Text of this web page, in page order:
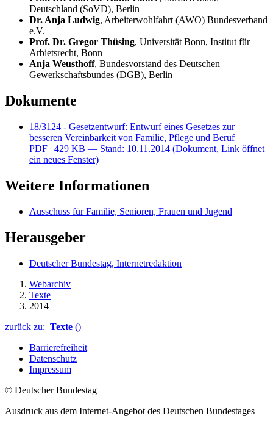
Deutschland (SoVD), Berlin
Dr. Anja Ludwig, Arbeiterwohlfahrt (AWO) Bundesverband
e.V.
Prof. Dr. Gregor Thüsing, Universität Bonn, Institut für
Arbietsrecht, Bonn
Anja Weusthoff, Bundesvorstand des Deutschen
Gewerkschaftsbundes (DGB), Berlin
Dokumente
18/3124 - Gesetzentwurf: Entwurf eines Gesetzes zur
besseren Vereinbarkeit von Familie, Pflege und Beruf
PDF | 429 KB — Stand: 10.11.2014 (Dokument, Link öffnet
ein neues Fenster)
Weitere Informationen
Ausschuss für Familie, Senioren, Frauen und Jugend
Herausgeber
Deutscher Bundestag, Internetredaktion
Webarchiv
Texte
2014
zurück zu: Texte ()
Barrierefreiheit
Datenschutz
Impressum
© Deutscher Bundestag
Ausdruck aus dem Internet-Angebot des Deutschen Bundestages